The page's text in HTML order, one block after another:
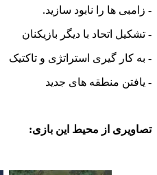
ها را نابود سازید.
اتحاد با دیگر بازیکنان
گیری استراتژی و تاکتیک
منطقه های جدید
از محیط این بازی: